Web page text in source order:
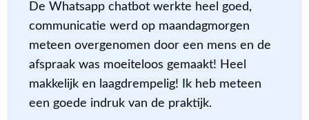
De Whatsapp chatbot werkte heel goed,
communicatie werd op maandagmorgen
meteen overgenomen door een mens en de
afspraak was moeiteloos gemaakt! Heel
makkelijk en laagdrempelig! Ik heb meteen
een goede indruk van de praktijk.